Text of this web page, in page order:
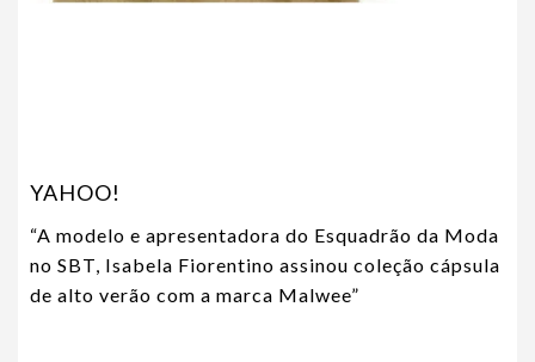
YAHOO!
“A modelo e apresentadora do Esquadrão da Moda
no SBT, Isabela Fiorentino assinou coleção cápsula
de alto verão com a marca Malwee”